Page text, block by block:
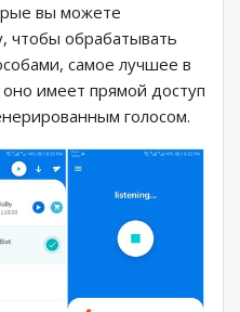
вы можете
чтобы обрабатывать
самое лучшее в
имеет прямой доступ
голосом.